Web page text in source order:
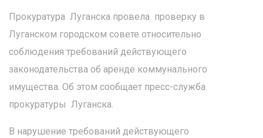
Прокуратура Луганска провела проверку в
Луганском городском совете относительно
соблюдения требований действующего
законодательства об аренде коммунального
имущества. Об этом сообщает пресс-служба
прокуратуры Луганска.
В нарушение требований действующего